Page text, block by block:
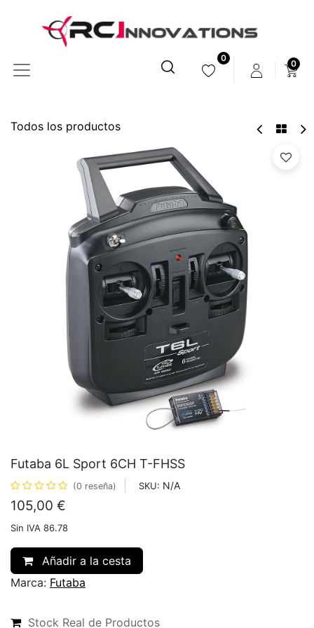
0
0
Todos los productos
Futaba 6L Sport 6CH T-FHSS
(0 reseña) SKU: N/A
105,00 €
Sin IVA 86.78
Añadir a la cesta
Marca: Futaba
Stock Real de Productos